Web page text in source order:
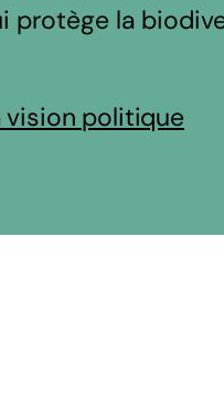
protège la
vision politique